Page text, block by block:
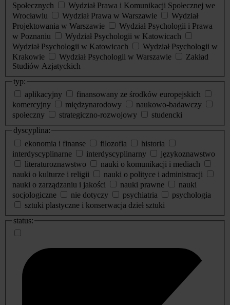
Społecznych
Wydział Prawa i Komunikacji Społecznej we
Wrocławiu
Wydział Prawa w Warszawie
Wydział
Projektowania w Warszawie
Wydział Psychologii i Prawa
w Poznaniu
Wydział Psychologii w Katowicach
Wydział Psychologii w Katowicach
Wydział Psychologii w
Krakowie
Wydział Psychologii w Warszawie
Zakład
Studiów Azjatyckich
typ:
aplikacyjny
finansowany ze środków europejskich
komercyjny
międzynarodowy
naukowo-badawczy
społeczny
strategiczno-rozwojowy
studencki
dyscyplina:
ekonomia i finanse
filozofia
historia
interdyscyplinarne
interdyscyplinarny
językoznawstwo
literaturoznawstwo
nauki o komunikacji i mediach
nauki o kulturze i religii
nauki o polityce i administracji
nauki o zarządzaniu i jakości
nauki prawne
nauki
socjologiczne
nie dotyczy psychiatria
psychologia
sztuki plastyczne i konserwacja dzieł sztuki
status: